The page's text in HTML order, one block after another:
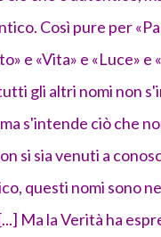
Così pure per
e «Vita» e «Luce» e
gli altri nomi non
s'intende ciò che
si sia venuti a
questi nomi sono
Ma la Verità ha